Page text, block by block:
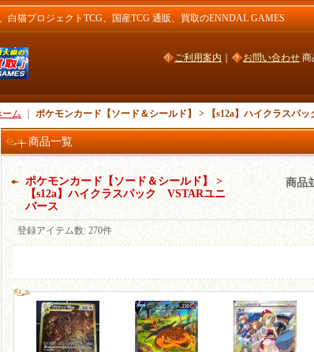
白猫プロジェクトTCG、国産TCG 通販、買取のENNDAL GAMES
ご利用案内 お問い合わせ 商
ーム ポケモンカード【ソード＆シールド】 > 【s12a】ハイクラスパ
商品一覧
ポケモンカード【ソード＆シールド】 >
【s12a】ハイクラスパック VSTARユニ
バース
商品
登録アイテム数: 270件